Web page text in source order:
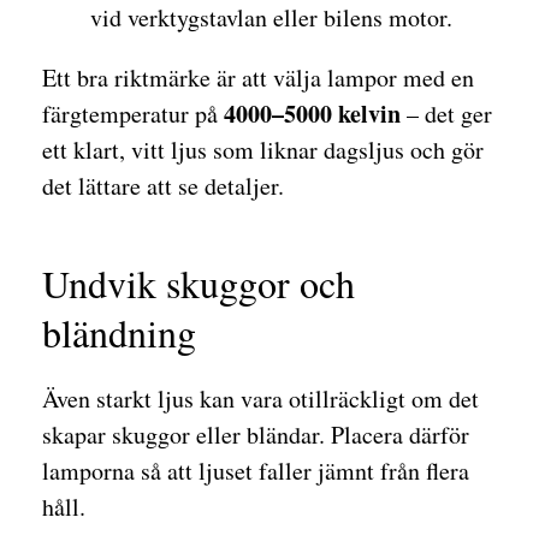
vid verktygstavlan eller bilens motor.
Ett bra riktmärke är att välja lampor med en
färgtemperatur på4000–5000 kelvin– det ger
ett klart, vitt ljus som liknar dagsljus och gör
det lättare att se detaljer.
Undvik skuggor och
bländning
Även starkt ljus kan vara otillräckligt om det
skapar skuggor eller bländar. Placera därför
lamporna så att ljuset faller jämnt från flera
håll.